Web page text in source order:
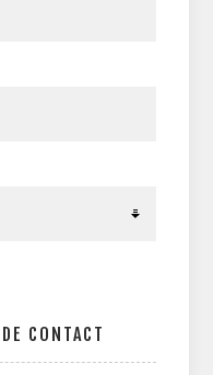
CONTACT